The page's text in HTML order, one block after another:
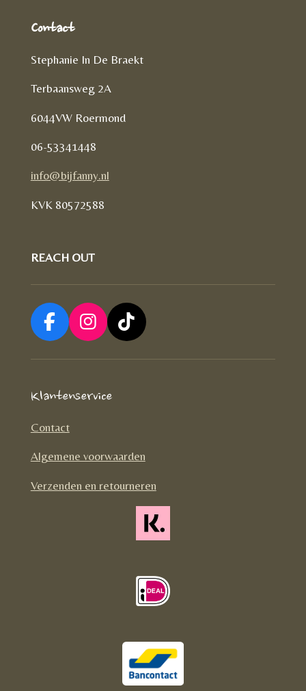
Contact
Stephanie In De Braekt
Terbaansweg 2A
6044VW Roermond
06-53341448
info@bijfanny.nl
KVK 80572588
REACH OUT
F
b
o
k
I
a
a
T
Klantenservice
Contact
Algemene voorwaarden
Verzenden en retourneren